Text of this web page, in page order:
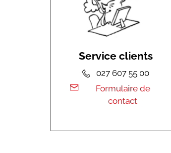
Service clients
027 607 55 00
Formulaire de
contact